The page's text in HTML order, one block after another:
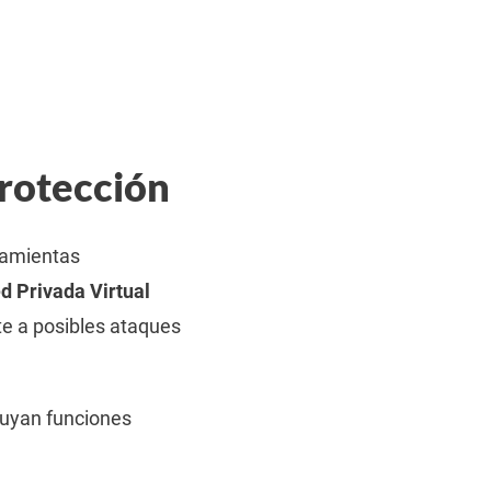
Privada Virtual
a posibles ataques
funciones